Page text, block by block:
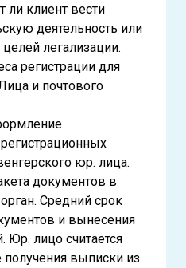
ли клиент вести
деятельность или
легализации.
регистрации для
и почтового
юр. лица.
документов в
Средний срок
и вынесения
Юр. лицо считается
выписки из